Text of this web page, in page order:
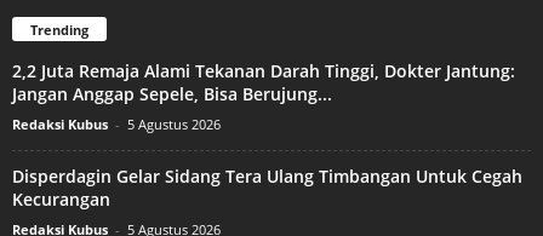
Trending
2,2 Juta Remaja Alami Tekanan Darah Tinggi, Dokter Jantung:
Jangan Anggap Sepele, Bisa Berujung...
Redaksi Kubus - 5 Agustus 2026
Disperdagin Gelar Sidang Tera Ulang Timbangan Untuk Cegah
Kecurangan
Redaksi Kubus - 5 Agustus 2026